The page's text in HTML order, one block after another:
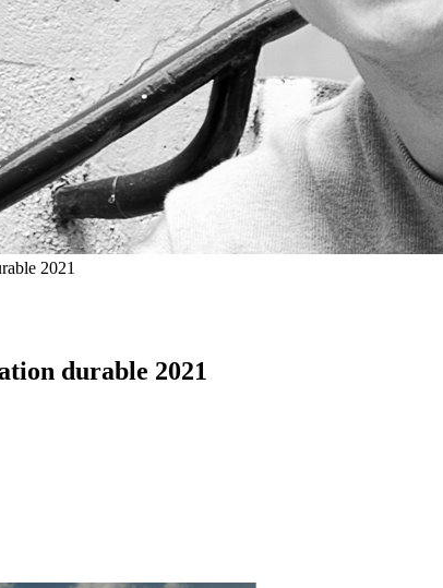
2021
durable 2021